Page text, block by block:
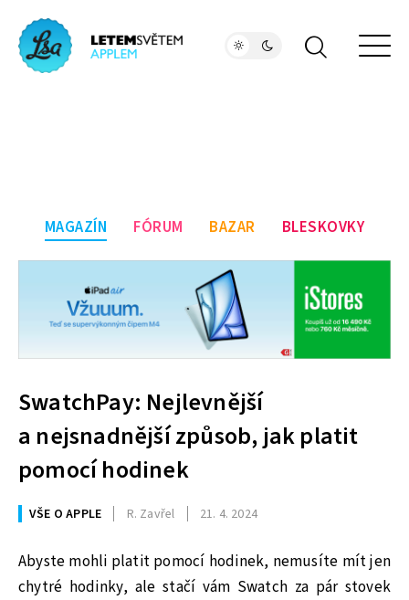
MAGAZÍN FÓRUM BAZAR BLESKOVKY
SwatchPay: Nejlevnější
a nejsnadnější způsob, jak platit
pomocí hodinek
VŠE O APPLE R. Zavřel 21. 4. 2024
Abyste mohli platit pomocí hodinek, nemusíte mít jen
chytré hodinky, ale stačí vám Swatch za pár stovek